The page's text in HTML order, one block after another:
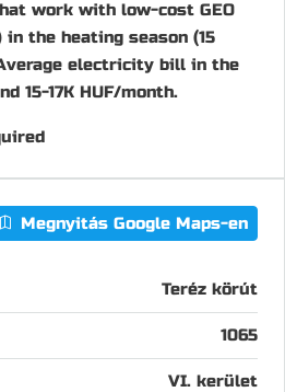
work with low-cost GEO
the heating season (15
electricity bill in the
15-17K HUF/month.
Megnyitás Google Maps-en
Teréz körút
1065
VI. kerület